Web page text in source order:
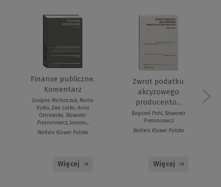
Finanse publiczne.
Komentarz
Grażyna Michalczuk, Marta
Kuklo, Ewa Lotko, Anna
Ostrowska, Sławomir
Presnarowicz, Joanna...
Wolters Kluwer Polska
Więcej
Zwrot podatku
akcyzowego
producento...
Bogumił Pahl, Sławomir
Presnarowicz
Wolters Kluwer Polska
Więcej